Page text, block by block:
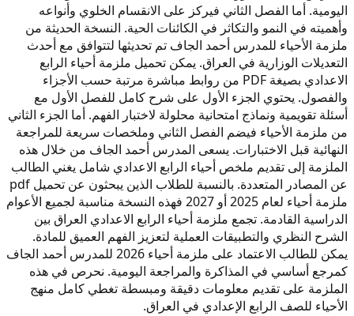
اليومية. أما الفصل الثاني فيركز على الانقسام الخلوي وأنواعه
وأهميته في النمو والتكاثر في الكائنات الحية. النسخة الحديثة من
ملزمة الأحياء للمدرس أحمد الجاف تم تحديثها لتتوافق مع أحدث
التعديلات الوزارية في العراق. يمكن تحميل ملزمة أحياء الرابع
الاعدادي بصيغة PDF من روابط مباشرة مرتبة حسب الأجزاء
والفصول. يحتوي الجزء الأول على شرح كامل للفصل الأول مع
أسئلة تقويمية ونماذج امتحانية محلولة لاختبار الفهم. أما الجزء الثاني
من ملزمة الأحياء فيضم الفصل الثاني وملخصات سريعة للمراجعة
النهائية قبل الاختبارات. يسعى المدرس أحمد الجاف من خلال هذه
الملزمة إلى تقديم ملخص أحياء الرابع الاعدادي شامل يغني الطالب
عن المصادر المتعددة. بالنسبة للطلاب الذين يبحثون عن تحميل pdf
ملزمة أحياء لعام 2025 أو 2027 فهذه النسخة مناسبة لجميع الأعوام
الدراسية القادمة. تجمع ملزمة أحياء الرابع الاعدادي العراق بين
الشرح النظري والتطبيقات العملية لتعزيز الفهم العميق للمادة.
يمكن للطالب الاعتماد على ملزمة أحياء 2026 للمدرس أحمد الجاف
كمرجع أساسي في المذاكرة والمراجعة اليومية. نحرص في هذه
الملزمة على تقديم معلومات دقيقة ومبسطة تغطي كامل منهج
الأحياء للصف الرابع الإعدادي في العراق.